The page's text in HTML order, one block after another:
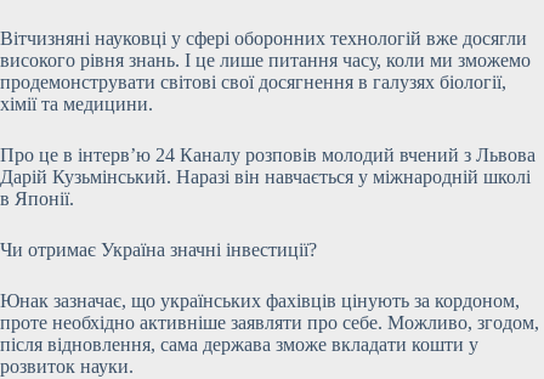
Вітчизняні науковці у сфері оборонних технологій вже досягли
високого рівня знань. І це лише питання часу, коли ми зможемо
продемонструвати світові свої досягнення в галузях біології,
хімії та медицини.
Про це в інтерв’ю 24 Каналу розповів молодий вчений з Львова
Дарій Кузьмінський. Наразі він навчається у міжнародній школі
в Японії.
Чи отримає Україна значні інвестиції?
Юнак зазначає, що українських фахівців цінують за кордоном,
проте необхідно активніше заявляти про себе. Можливо, згодом,
після відновлення, сама держава зможе вкладати кошти у
розвиток науки.